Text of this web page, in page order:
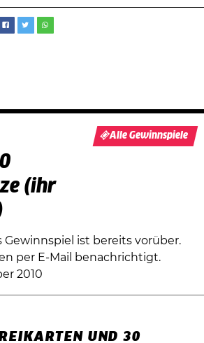
(ihr
Alle Gewinnspiele
Gewinnspiel ist bereits vorüber.
per E-Mail benachrichtigt.
2010
UND 30